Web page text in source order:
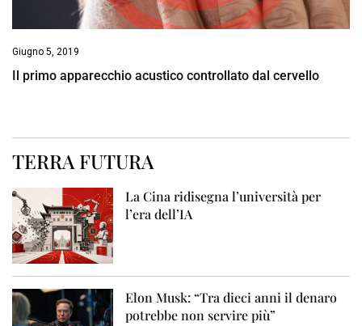
Giugno 5, 2019
Il primo apparecchio acustico controllato dal cervello
TERRA FUTURA
La Cina ridisegna l’università per
l’era dell’IA
Elon Musk: “Tra dieci anni il denaro
potrebbe non servire più”